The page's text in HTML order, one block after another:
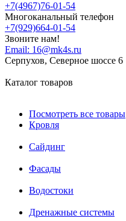
+7(4967)76-01-54
Многоканальный телефон
+7(929)664-01-54
Звоните нам!
Email: 16@mk4s.ru
Серпухов, Северное шоссе 6
Каталог товаров
Посмотреть все товары
Кровля
Сайдинг
Фасады
Водостоки
Дренажные системы